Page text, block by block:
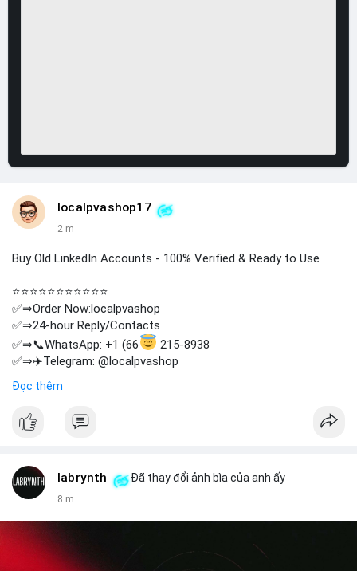
localpvashop17
2 m
Buy Old LinkedIn Accounts - 100% Verified & Ready to Use
⭐⭐⭐⭐⭐⭐⭐⭐⭐⭐⭐
✅⇒Order Now:localpvashop
✅⇒24-hour Reply/Contacts
✅⇒📞WhatsApp: +1 (66
215-8938
✅⇒✈️Telegram: @localpvashop
✅⇒📧Email: localpvashop@gmail.com
⭐⭐⭐⭐⭐⭐⭐⭐⭐⭐⭐
Đọc thêm
labrynth Đã thay đổi ảnh bìa của anh ấy
8 m